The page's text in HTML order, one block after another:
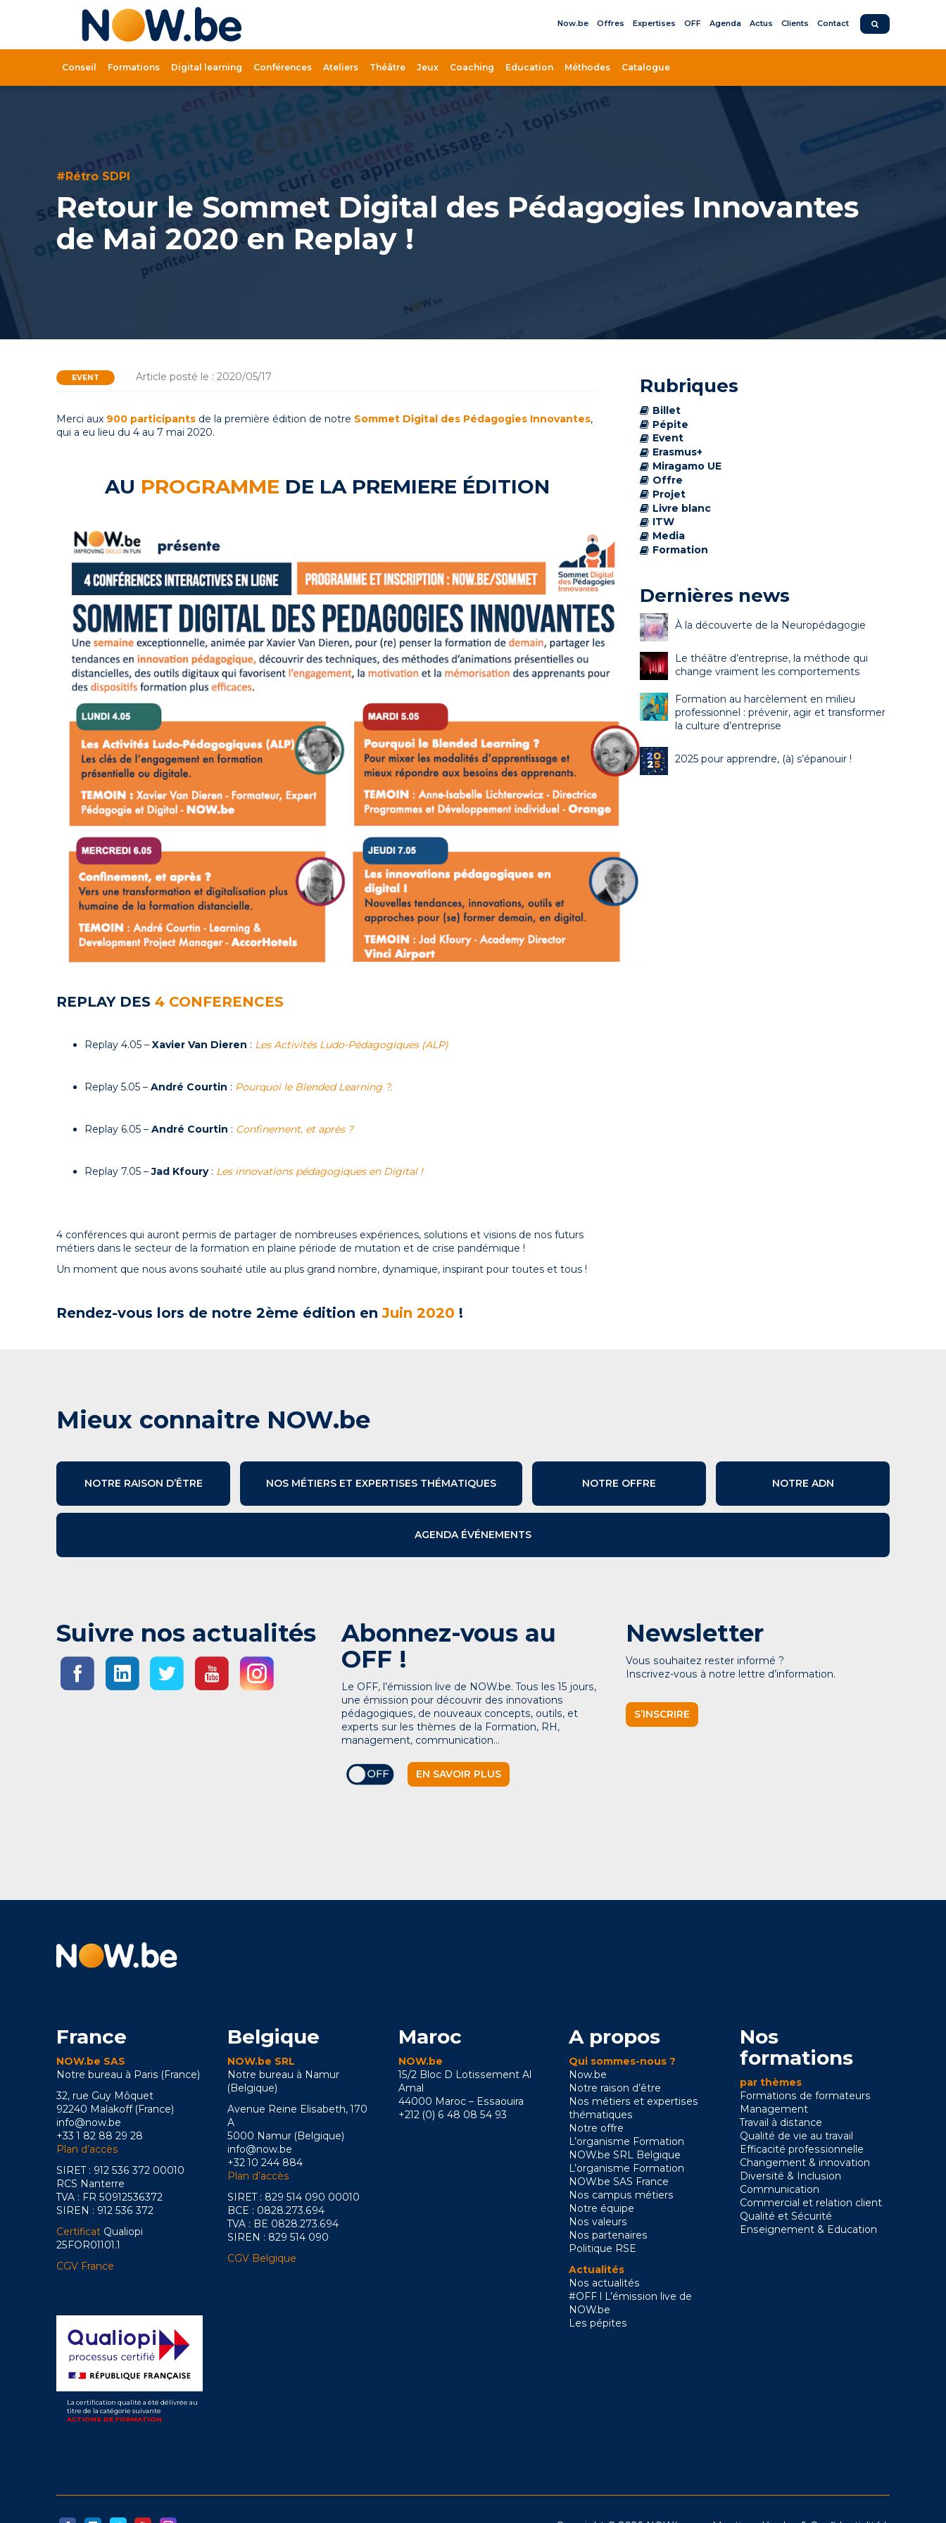
d'accueil
Now.be Offres Expertises OFF Agenda Actus Clients Contact
Conseil Formations Digital learning Conférences Ateliers Théâtre Jeux Coaching Education Méthodes Catalogue
#Rétro SDPI
Retour le Sommet Digital des Pédagogies Innovantes
de Mai 2020 en Replay !
EVENT Article posté le : 2020/05/17
Merci aux 900 participants de la première édition de notre Sommet Digital des Pédagogies Innovantes,
qui a eu lieu du 4 au 7 mai 2020.
AU PROGRAMME DE LA PREMIERE ÉDITION
REPLAY DES 4 CONFERENCES
Replay 4.05 – Xavier Van Dieren : Les Activités Ludo-Pédagogiques (ALP)
Replay 5.05 – André Courtin : Pourquoi le Blended Learning ?.
Replay 6.05 – André Courtin : Confinement, et après ?
Replay 7.05 –Jad Kfoury : Les innovations pédagogiques en Digital !
4 conférences qui auront permis de partager de nombreuses expériences, solutions et visions de nos futurs
métiers dans le secteur de la formation en plaine période de mutation et de crise pandémique !
Un moment que nous avons souhaité utile au plus grand nombre, dynamique, inspirant pour toutes et tous !
Rendez-vous lors de notre 2ème édition enJuin 2020 !
Rubriques
Billet
Pépite
Event
Erasmus+
Miragamo UE
Offre
Projet
Livre blanc
ITW
Media
Formation
Dernières news
À la découverte de la Neuropédagogie
Le théâtre d’entreprise, la méthode qui
change vraiment les comportements
Formation au harcèlement en milieu
professionnel : prévenir, agir et transformer
la culture d’entreprise
2025 pour apprendre, (à) s’épanouir !
Mieux connaitre NOW.be
NOTRE RAISON D’ÊTRE NOS MÉTIERS ET EXPERTISES THÉMATIQUES NOTRE OFFRE NOTRE ADN
AGENDA ÉVÉNEMENTS
Suivre nos actualités
Abonnez-vous au
OFF !
Le OFF, l’émission live de NOW.be. Tous les 15 jours,
une émission pour découvrir des innovations
pédagogiques, de nouveaux concepts, outils, et
experts sur les thèmes de la Formation, RH,
management, communication…
EN SAVOIR PLUS
Newsletter
Vous souhaitez rester informé ?
Inscrivez-vous à notre lettre d’information.
S’INSCRIRE
France
NOW.be SAS
Notre bureau à Paris (France)
32, rue Guy Môquet
92240 Malakoff (France)
info@now.be
+33 1 82 88 29 28
Plan d’accès
SIRET : 912 536 372 00010
RCS Nanterre
TVA : FR 50912536372
SIREN : 912 536 372
Certificat Qualiopi
25FOR01101.1
CGV France
La certification qualité a été délivrée au
titre de la catégorie suivante
ACTIONS DE FORMATION
Belgique
NOW.be SRL
Notre bureau à Namur
(Belgique)
Avenue Reine Elisabeth, 170
A
5000 Namur (Belgique)
info@now.be
+32 10 244 884
Plan d’accès
SIRET : 829 514 090 00010
BCE : 0828.273.694
TVA : BE 0828.273.694
SIREN : 829 514 090
CGV Belgique
Maroc
NOW.be
15/2 Bloc D Lotissement Al
Amal
44000 Maroc – Essaouira
+212 (0) 6 48 08 54 93
A propos
Qui sommes-nous ?
Now.be
Notre raison d’être
Nos métiers et expertises
thématiques
Notre offre
L’organisme Formation
NOW.be SRL Belgique
L’organisme Formation
NOW.be SAS France
Nos campus métiers
Notre équipe
Nos valeurs
Nos partenaires
Politique RSE
Actualités
Nos actualités
#OFF l L’émission live de
NOW.be
Les pépites
Nos
formations
par thèmes
Formations de formateurs
Management
Travail à distance
Qualité de vie au travail
Efficacité professionnelle
Changement & innovation
Diversité & Inclusion
Communication
Commercial et relation client
Qualité et Sécurité
Enseignement & Education